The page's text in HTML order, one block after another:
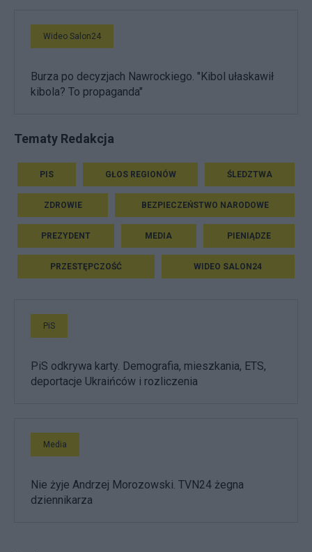
Wideo Salon24
Burza po decyzjach Nawrockiego. "Kibol ułaskawił
kibola? To propaganda"
Tematy Redakcja
PIS GŁOS REGIONÓW ŚLEDZTWA
ZDROWIE BEZPIECZEŃSTWO NARODOWE
PREZYDENT MEDIA PIENIĄDZE
PRZESTĘPCZOŚĆ WIDEO SALON24
PiS
PiS odkrywa karty. Demografia, mieszkania, ETS,
deportacje Ukraińców i rozliczenia
Media
Nie żyje Andrzej Morozowski. TVN24 żegna
dziennikarza